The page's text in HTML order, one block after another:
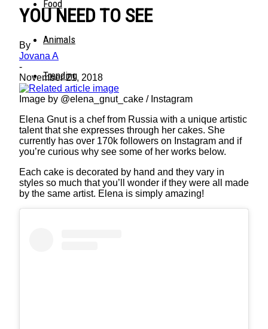
Food
Animals
Trending
YOU NEED TO SEE
By
Jovana A
-
November 21, 2018
Image by @elena_gnut_cake / Instagram
Elena Gnut is a chef from Russia with a unique artistic
talent that she expresses through her cakes. She
currently has over 170k followers on Instagram and if
you’re curious why see some of her works below.
Each cake is decorated by hand and they vary in
styles so much that you’ll wonder if they were all made
by the same artist. Elena is simply amazing!